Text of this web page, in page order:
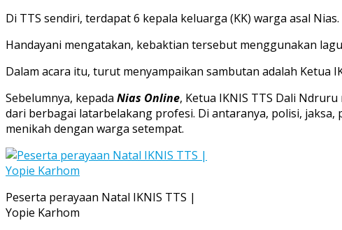
Di TTS sendiri, terdapat 6 kepala keluarga (KK) warga asal
Handayani mengatakan, kebaktian tersebut menggunakan
Dalam acara itu, turut menyampaikan sambutan adalah Ketua
Sebelumnya, kepada Nias Online, Ketua IKNIS TTS Dali
dari berbagai latarbelakang profesi. Di antaranya, polisi,
menikah dengan warga setempat.
Peserta perayaan Natal IKNIS TTS |
Yopie Karhom